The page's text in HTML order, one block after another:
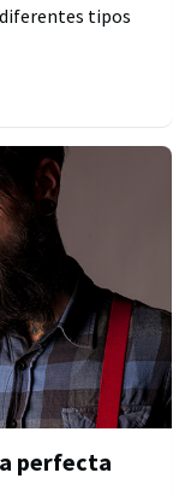
tipos
perfecta